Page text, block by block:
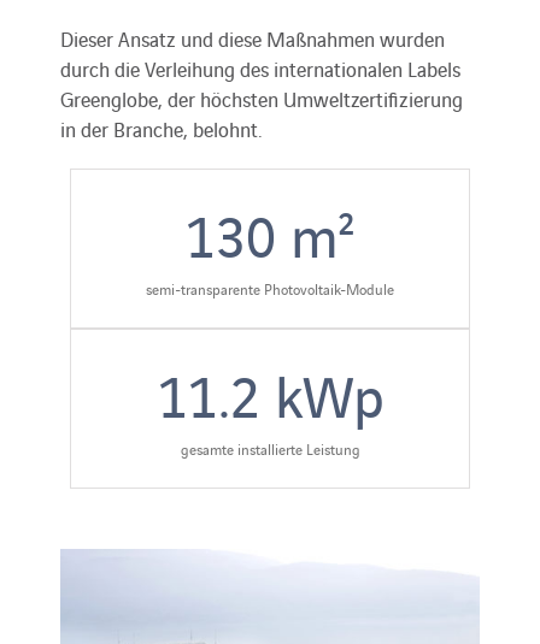
Dieser Ansatz und diese Maßnahmen wurden
durch die Verleihung des internationalen Labels
Greenglobe, der höchsten Umweltzertifizierung
in der Branche, belohnt.
130 m²
semi-transparente Photovoltaik-Module
11.2 kWp
gesamte installierte Leistung